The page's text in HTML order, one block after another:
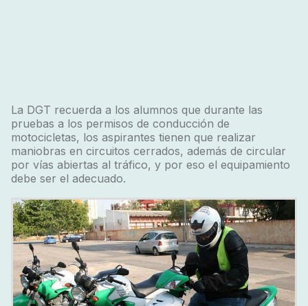
La DGT recuerda a los alumnos que durante las
pruebas a los permisos de conducción de
motocicletas, los aspirantes tienen que realizar
maniobras en circuitos cerrados, además de circular
por vías abiertas al tráfico, y por eso el equipamiento
debe ser el adecuado.